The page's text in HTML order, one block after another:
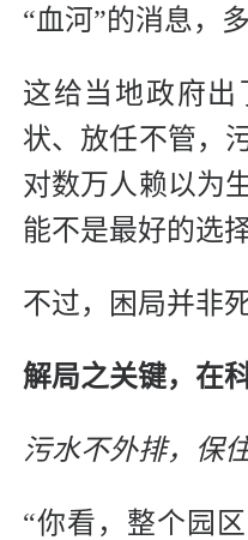
“血河”的消息，
这给当地政府
状、放任不管，
对数万人赖以为
能不是最好的选择
不过，困局并非死
解局之关键，在
污水不外排，保
“你看，整个园